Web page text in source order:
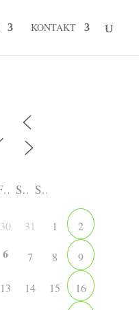
KONTAKT
F S S
30 31 1 2
6 7 8 9
13 14 15 16